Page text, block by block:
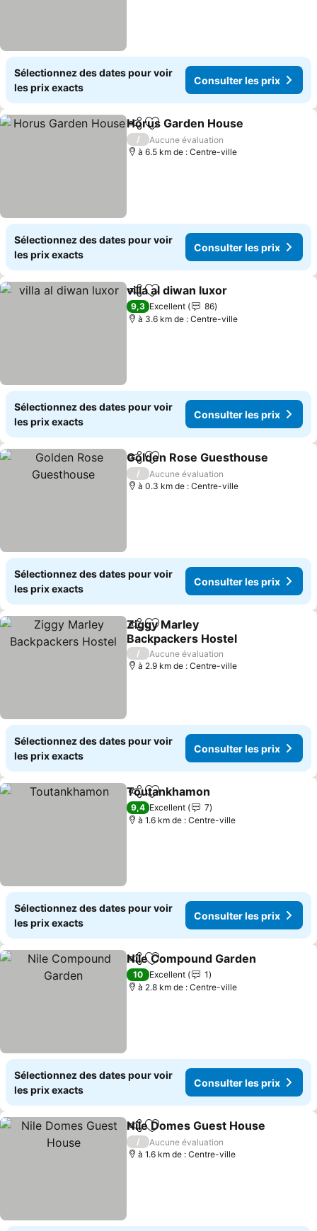
Sélectionnez des dates pour voir
les prix exacts
Consulter les prix
PartagerAjouter à mes favoris
Horus Garden House
/
Aucune évaluation
à 6.5 km de : Centre-ville
Sélectionnez des dates pour voir
les prix exacts
Consulter les prix
PartagerAjouter à mes favoris
villa al diwan luxor
9,3 Excellent
86
à 3.6 km de : Centre-ville
Sélectionnez des dates pour voir
les prix exacts
Consulter les prix
PartagerAjouter à mes favoris
Golden Rose Guesthouse
/
Aucune évaluation
à 0.3 km de : Centre-ville
Sélectionnez des dates pour voir
les prix exacts
Consulter les prix
PartagerAjouter à mes favoris
Ziggy Marley
Backpackers Hostel
Consulter les prix
/
Aucune évaluation
à 2.9 km de : Centre-ville
Sélectionnez des dates pour voir
les prix exacts
Consulter les prix
PartagerAjouter à mes favoris
Toutankhamon
9,4 Excellent
7
à 1.6 km de : Centre-ville
Sélectionnez des dates pour voir
les prix exacts
Consulter les prix
PartagerAjouter à mes favoris
Nile Compound Garden
10 Excellent
1
à 2.8 km de : Centre-ville
Sélectionnez des dates pour voir
les prix exacts
Consulter les prix
PartagerAjouter à mes favoris
Nile Domes Guest House
/
Aucune évaluation
à 1.6 km de : Centre-ville